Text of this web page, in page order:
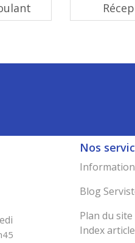
Nos
Blog
Plan du site
Index